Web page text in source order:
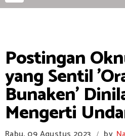
Postingan
yang Sentil
Bunaken'
Mengerti
/